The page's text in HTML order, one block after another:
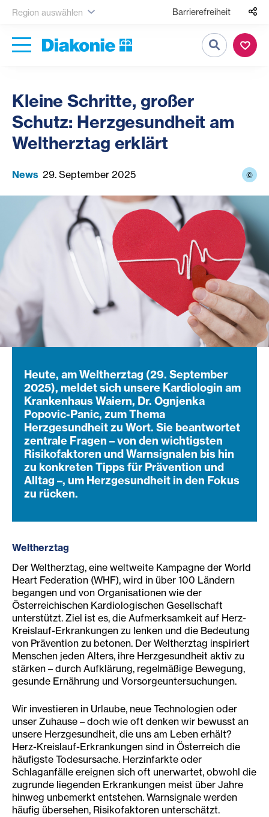
Region auswählen Barrierefreiheit
Suche
Kleine Schritte, großer
Schutz: Herzgesundheit am
Weltherztag erklärt
News 29. September 2025 ©
Heute, am Weltherztag (29. September
2025), meldet sich unsere Kardiologin am
Krankenhaus Waiern, Dr. Ognjenka
Popovic-Panic, zum Thema
Herzgesundheit zu Wort. Sie beantwortet
zentrale Fragen – von den wichtigsten
Risikofaktoren und Warnsignalen bis hin
zu konkreten Tipps für Prävention und
Alltag –, um Herzgesundheit in den Fokus
zu rücken.
Weltherztag
Der Weltherztag, eine weltweite Kampagne der World
Heart Federation (WHF), wird in über 100 Ländern
begangen und von Organisationen wie der
Österreichischen Kardiologischen Gesellschaft
unterstützt. Ziel ist es, die Aufmerksamkeit auf Herz-
Kreislauf-Erkrankungen zu lenken und die Bedeutung
von Prävention zu betonen. Der Weltherztag inspiriert
Menschen jeden Alters, ihre Herzgesundheit aktiv zu
stärken – durch Aufklärung, regelmäßige Bewegung,
gesunde Ernährung und Vorsorgeuntersuchungen.
Wir investieren in Urlaube, neue Technologien oder
unser Zuhause – doch wie oft denken wir bewusst an
unsere Herzgesundheit, die uns am Leben erhält?
Herz-Kreislauf-Erkrankungen sind in Österreich die
häufigste Todesursache. Herzinfarkte oder
Schlaganfälle ereignen sich oft unerwartet, obwohl die
zugrunde liegenden Erkrankungen meist über Jahre
hinweg unbemerkt entstehen. Warnsignale werden
häufig übersehen, Risikofaktoren unterschätzt.